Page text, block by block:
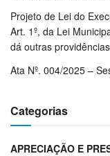
Projeto de Lei do
Art. 1º, da Lei
dá outras
Ata Nº. 004/2025 –
Categorias
APRECIAÇÃO E